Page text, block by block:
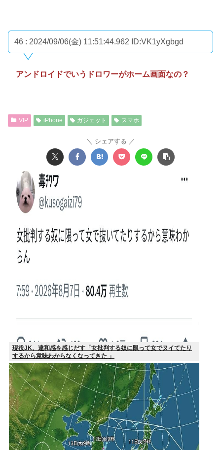
46 : 2024/09/06(金) 11:51:44.962 ID:VK1yXgbgd
アンドロイドでいうドロワーがホーム画面なの？
VIP iPhone ガジェット スマホ
シェアする
現役JK、違和感を感じだす「女批判する奴に限って女でヌイてたり
するから意味わからなくなってきた 」